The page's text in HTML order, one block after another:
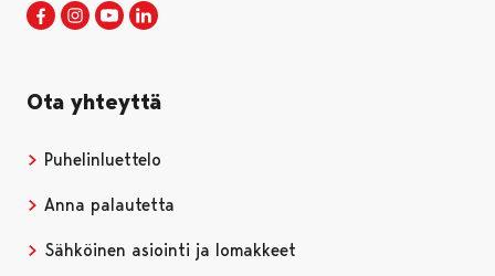
Porin kaupunki Facebookissa
Avautuu uudessa välilehdessä
Porin kaupunki Instagramissa
Avautuu uudessa välilehdessä
Porin kaupunki Youtubessa
Avautuu uudessa välilehdessä
Ota yhteyttä
Puhelinluettelo
Anna palautetta
Sähköinen asiointi ja lomakkeet